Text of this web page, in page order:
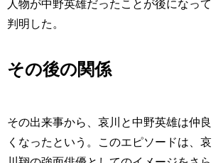
人物が中野英雄だったことが後になって
判明した。
その後の関係
その出来事から、哀川と中野英雄は仲良
くなったという。このエピソードは、哀